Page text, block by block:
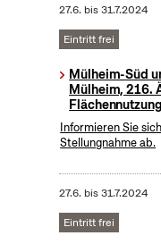
27.6. bis31.7.2024
Eintritt frei
Mülheim-Süd
Mülheim, 216.
Informieren Sie
Stellungnahme ab.
27.6. bis31.7.2024
Eintritt frei